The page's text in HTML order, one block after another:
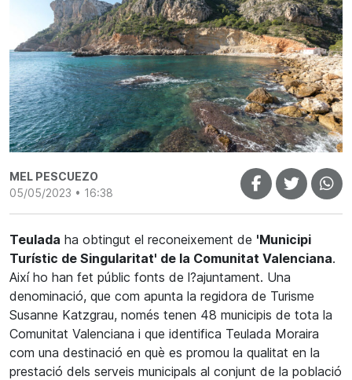
MEL PESCUEZO
05/05/2023 • 16:38
Teulada ha obtingut el reconeixement de 'Municipi
Turístic de Singularitat' de la Comunitat Valenciana.
Així ho han fet públic fonts de l?ajuntament. Una
denominació, que com apunta la regidora de Turisme
Susanne Katzgrau, només tenen 48 municipis de tota la
Comunitat Valenciana i que identifica Teulada Moraira
com una destinació en què es promou la qualitat en la
prestació dels serveis municipals al conjunt de la població